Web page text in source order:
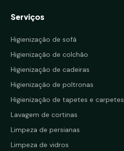
Serviços
Higienização de sofá
Higienização de colchão
Higienização de cadeiras
Higienização de poltronas
Higienização de tapetes e carpetes
Lavagem de cortinas
Limpeza de persianas
Limpeza de vidros